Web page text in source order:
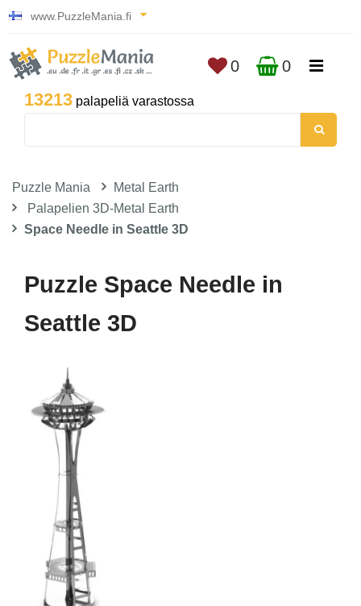
www.PuzzleMania.fi
13213 palapeliä varastossa
0 0
Puzzle Mania
Metal Earth
Palapelien 3D-Metal Earth
Space Needle in Seattle 3D
Puzzle Space Needle in
Seattle 3D